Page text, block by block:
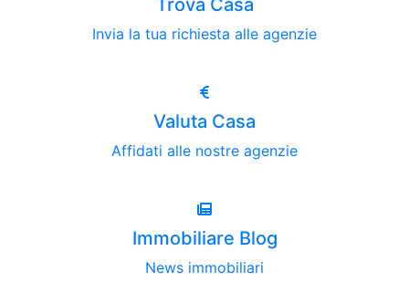
Trova Casa
Invia la tua richiesta alle agenzie
Valuta Casa
Affidati alle nostre agenzie
Immobiliare Blog
News immobiliari